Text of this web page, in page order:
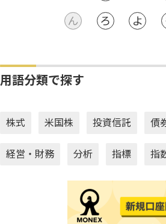
よ
ろ
ん
用語分類で探す
株式 米国株 投資信託 債
経営・財務 分析 指標 指